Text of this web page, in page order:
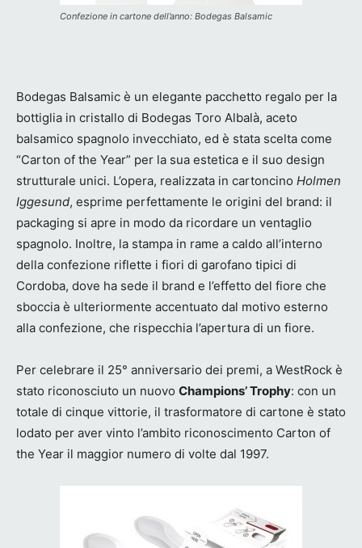
Confezione in cartone dell’anno: Bodegas Balsamic
Bodegas Balsamic è un elegante pacchetto regalo per la
bottiglia in cristallo di Bodegas Toro Albalà, aceto
balsamico spagnolo invecchiato, ed è stata scelta come
“Carton of the Year” per la sua estetica e il suo design
strutturale unici. L’opera, realizzata in cartoncino Holmen
Iggesund, esprime perfettamente le origini del brand: il
packaging si apre in modo da ricordare un ventaglio
spagnolo. Inoltre, la stampa in rame a caldo all’interno
della confezione riflette i fiori di garofano tipici di
Cordoba, dove ha sede il brand e l’effetto del fiore che
sboccia è ulteriormente accentuato dal motivo esterno
alla confezione, che rispecchia l’apertura di un fiore.
Per celebrare il 25° anniversario dei premi, a WestRock è
stato riconosciuto un nuovo Champions’ Trophy: con un
totale di cinque vittorie, il trasformatore di cartone è stato
lodato per aver vinto l’ambito riconoscimento Carton of
the Year il maggior numero di volte dal 1997.